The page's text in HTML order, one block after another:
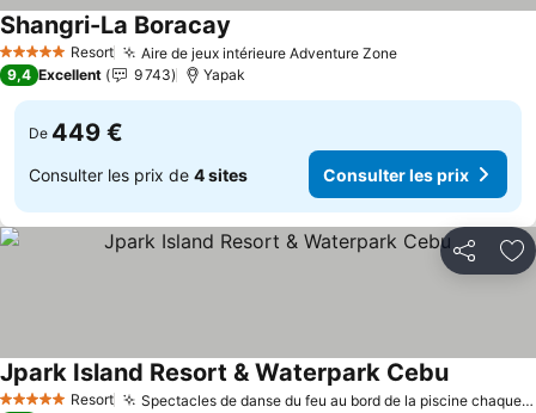
5 Étoiles Resort Aire de jeux intérieure Adventure ZoneConsulter les
Shangri-La Boracay
9,4 Excellent 9 743 Yapak
De 449 €
Consulter les prix de 4 sites Consulter les prix
Partager
5 Étoiles Resort Spectacles de danse du feu au bord de la piscine chaque soir
Jpark Island Resort & Waterpark Cebu